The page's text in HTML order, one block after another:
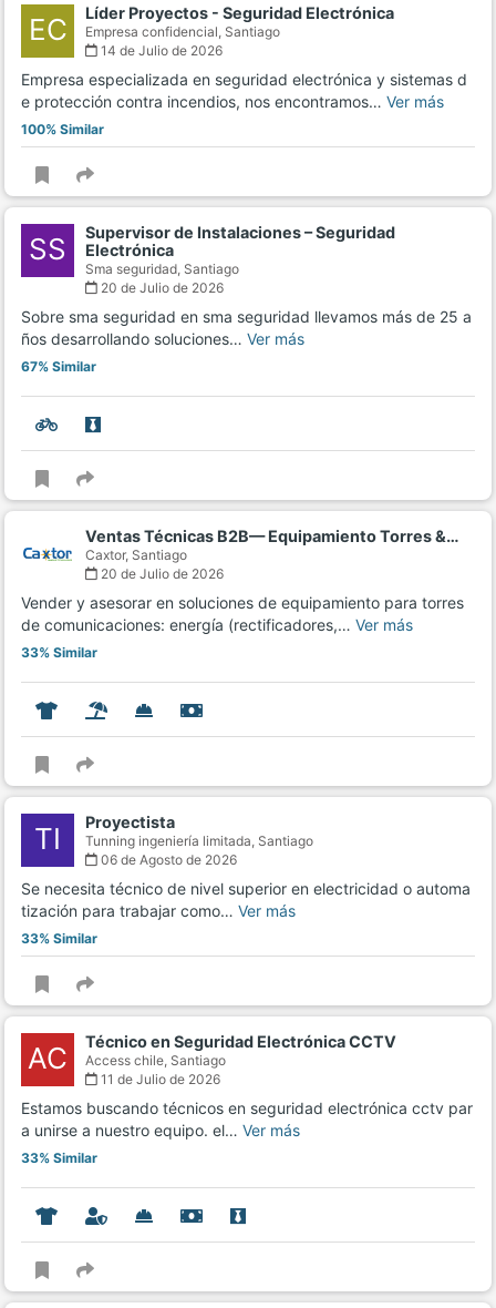
EC Líder Proyectos - Seguridad Electrónica
Empresa confidencial, Santiago
14 de Julio de 2026
Empresa especializada en seguridad electrónica y sistemas d
e protección contra incendios, nos encontramos… Ver más
100% Similar
SS
Supervisor de Instalaciones – Seguridad
Electrónica
Sma seguridad, Santiago
20 de Julio de 2026
Sobre sma seguridad en sma seguridad llevamos más de 25 a
ños desarrollando soluciones… Ver más
67% Similar
Ventas Técnicas B2B— Equipamiento Torres &…
Caxtor, Santiago
20 de Julio de 2026
Vender y asesorar en soluciones de equipamiento para torres
de comunicaciones: energía (rectificadores,… Ver más
33% Similar
TI Proyectista
Tunning ingeniería limitada, Santiago
06 de Agosto de 2026
Se necesita técnico de nivel superior en electricidad o automa
tización para trabajar como… Ver más
33% Similar
AC Técnico en Seguridad Electrónica CCTV
Access chile, Santiago
11 de Julio de 2026
Estamos buscando técnicos en seguridad electrónica cctv par
a unirse a nuestro equipo. el… Ver más
33% Similar